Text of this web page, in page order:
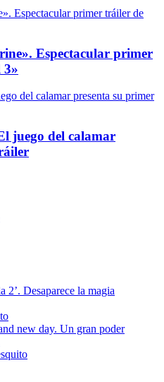
Espectacular primer
3»
juego del calamar
2’. Desaparece la magia
new day. Un gran poder